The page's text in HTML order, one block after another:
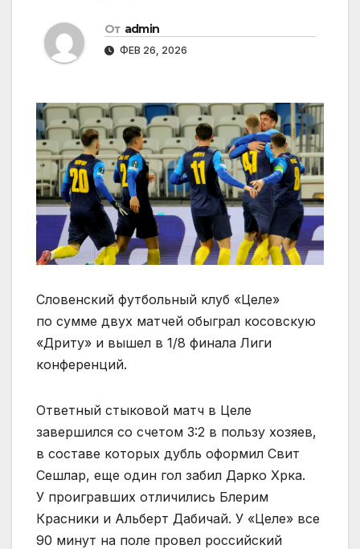
От admin
ФЕВ 26, 2026
Словенский футбольный клуб «Целе»
по сумме двух матчей обыграл косовскую
«Дриту» и вышел в 1/8 финала Лиги
конференций.
Ответный стыковой матч в Целе
завершился со счетом 3:2 в пользу хозяев,
в составе которых дубль оформил Свит
Сешлар, еще один гол забил Дарко Хрка.
У проигравших отличились Блерим
Красники и Альберт Дабичай. У «Целе» все
90 минут на поле провел российский